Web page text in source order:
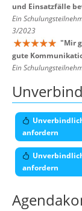
und Einsatzfälle
Ein
3/2023
"Mir
gute
Ein
anfordern
anfordern